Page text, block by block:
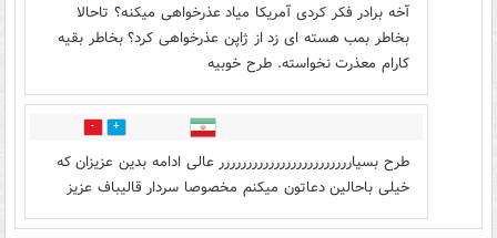
آخه برادر فکر کردی آمریکا میاد عذرخواهی میکنه؟ تاحالا
بخاطر بمب هسته ای زد از ژاپن عذرخواهی کرد؟ بخاطر بقیه
کارام معذرت نخواسته. طرح خوبیه
2
طرح بسیارررررررررررررررررررررررر عالی ادامه بدین عزیزان که
خیلی باحالین دعاتون میکنم مخصوصا سردار قالیباف عزیز